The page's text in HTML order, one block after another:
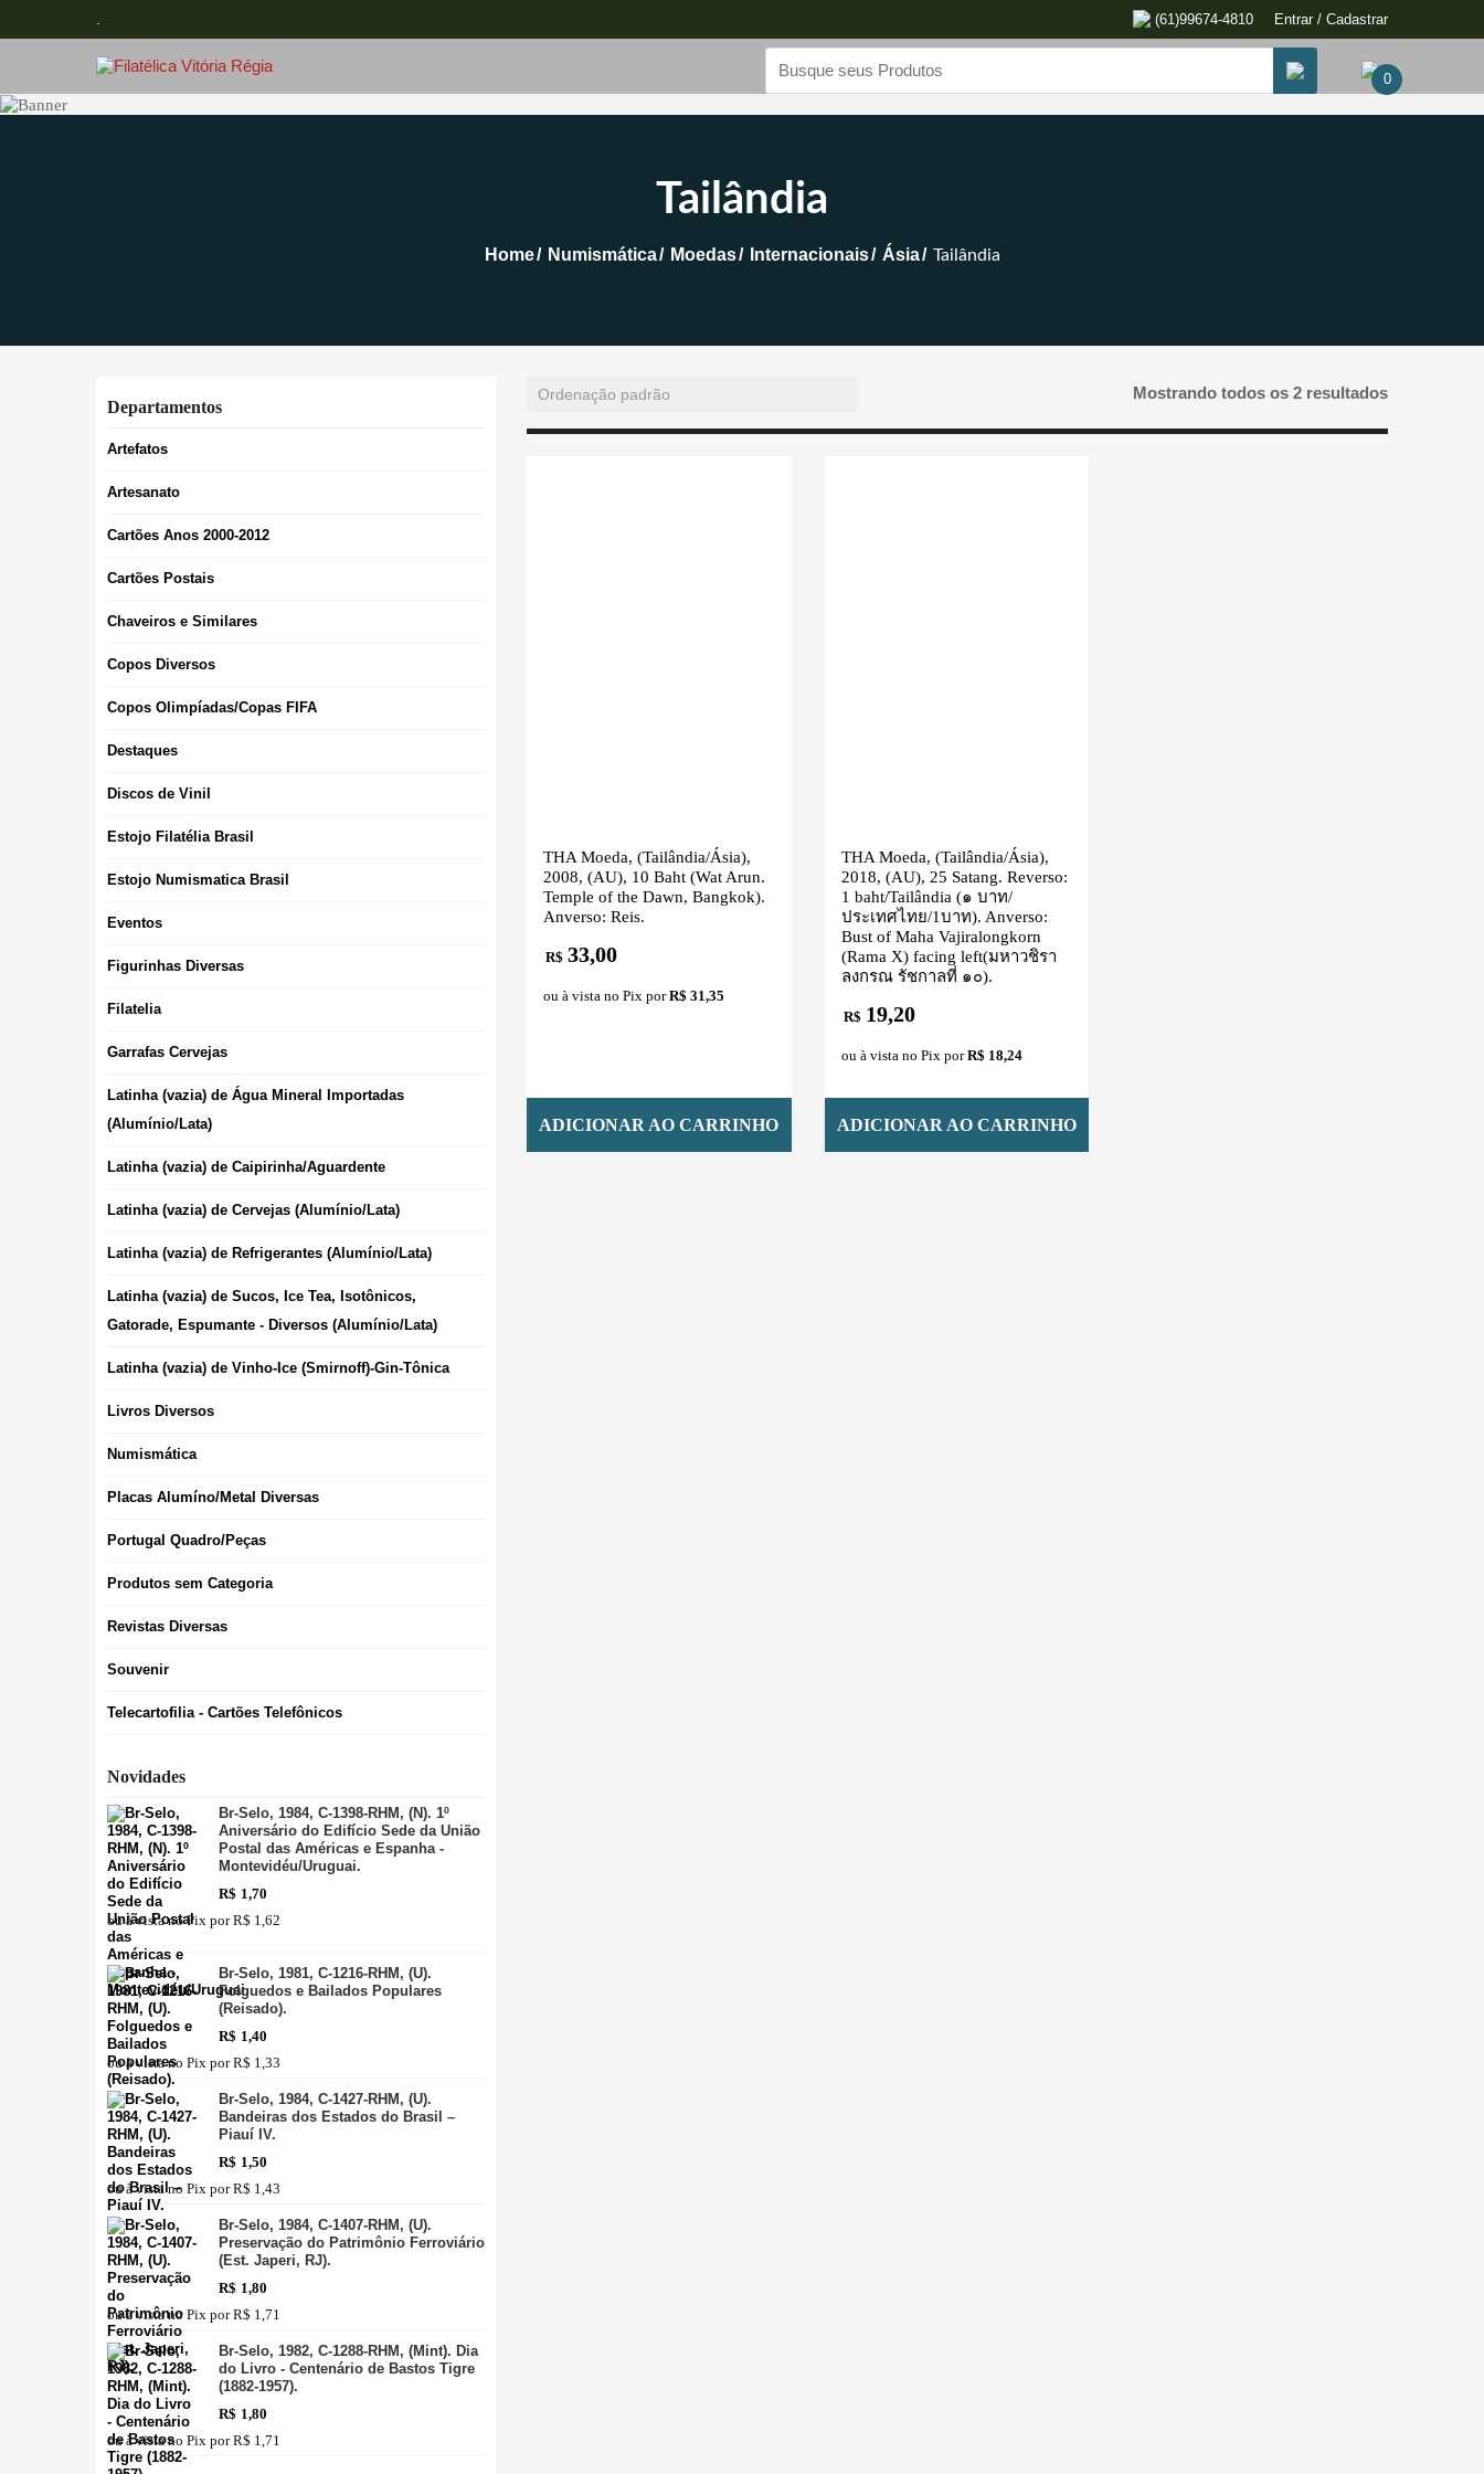
. (61)99674-4810 Entrar / Cadastrar
0
Tailândia
Home Numismática Moedas Internacionais Ásia Tailândia
Mostrando todos os 2 resultados
THA Moeda, (Tailândia/Ásia),
2008, (AU), 10 Baht (Wat Arun.
Temple of the Dawn, Bangkok).
Anverso: Reis.
R$ 33,00
ou à vista no Pix porR$ 31,35
ADICIONAR AO CARRINHO
THA Moeda, (Tailândia/Ásia),
2018, (AU), 25 Satang. Reverso:
1 baht/Tailândia (๑ บาท/
ประเทศไทย/1บาท). Anverso:
Bust of Maha Vajiralongkorn
(Rama X) facing left(มหาวชิรา
ลงกรณ รัชกาลที่ ๑๐).
R$ 19,20
ou à vista no Pix porR$ 18,24
ADICIONAR AO CARRINHO
Departamentos
Artefatos
Artesanato
Cartões Anos 2000-2012
Cartões Postais
Chaveiros e Similares
Copos Diversos
Copos Olimpíadas/Copas FIFA
Destaques
Discos de Vinil
Estojo Filatélia Brasil
Estojo Numismatica Brasil
Eventos
Figurinhas Diversas
Filatelia
Garrafas Cervejas
Latinha (vazia) de Água Mineral Importadas
(Alumínio/Lata)
Latinha (vazia) de Caipirinha/Aguardente
Latinha (vazia) de Cervejas (Alumínio/Lata)
Latinha (vazia) de Refrigerantes (Alumínio/Lata)
Latinha (vazia) de Sucos, Ice Tea, Isotônicos,
Gatorade, Espumante - Diversos (Alumínio/Lata)
Latinha (vazia) de Vinho-Ice (Smirnoff)-Gin-Tônica
Livros Diversos
Numismática
Placas Alumíno/Metal Diversas
Portugal Quadro/Peças
Produtos sem Categoria
Revistas Diversas
Souvenir
Telecartofilia - Cartões Telefônicos
Novidades
Br-Selo, 1984, C-1398-RHM, (N). 1º
Aniversário do Edifício Sede da União
Postal das Américas e Espanha -
Montevidéu/Uruguai.
R$ 1,70
ou à vista no Pix porR$ 1,62
Br-Selo, 1981, C-1216-RHM, (U).
Folguedos e Bailados Populares
(Reisado).
R$ 1,40
ou à vista no Pix porR$ 1,33
Br-Selo, 1984, C-1427-RHM, (U).
Bandeiras dos Estados do Brasil –
Piauí IV.
R$ 1,50
ou à vista no Pix porR$ 1,43
Br-Selo, 1984, C-1407-RHM, (U).
Preservação do Patrimônio Ferroviário
(Est. Japeri, RJ).
R$ 1,80
ou à vista no Pix porR$ 1,71
Br-Selo, 1982, C-1288-RHM, (Mint). Dia
do Livro - Centenário de Bastos Tigre
(1882-1957).
R$ 1,80
ou à vista no Pix porR$ 1,71